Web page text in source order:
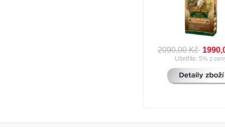
2090,00 Kč
Ušetříte: 5% z